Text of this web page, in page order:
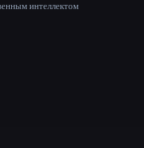
интеллектом